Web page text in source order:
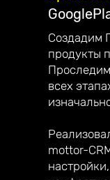
Создадим
продукты
всех
mottor-